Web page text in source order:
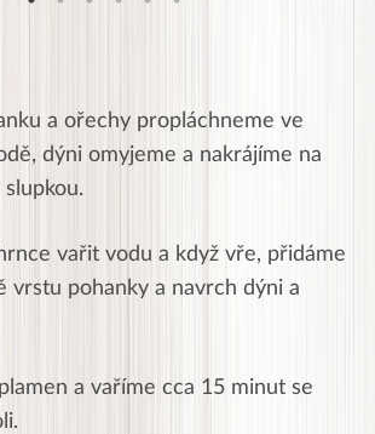
a ořechy propláchneme ve
dýni omyjeme a nakrájíme na
slupkou.
vařit vodu a když vře, přidáme
vrstu pohanky a navrch dýni a
a vaříme cca 15 minut se